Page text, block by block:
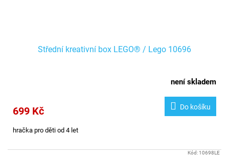
Střední kreativní box LEGO® / Lego 10696
není skladem
699 Kč Do košíku
hračka pro děti od 4 let
Kód: 10698LE